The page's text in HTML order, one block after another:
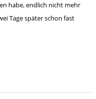
habe, endlich nicht mehr
Tage später schon fast